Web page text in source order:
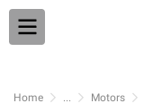
Home ... Motors